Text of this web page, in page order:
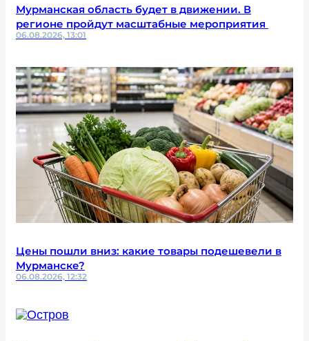
Мурманская область будет в движении. В
регионе пройдут масштабные мероприятия
06.08.2026, 13:01
Цены пошли вниз: какие товары подешевели в
Мурманске?
06.08.2026, 12:32